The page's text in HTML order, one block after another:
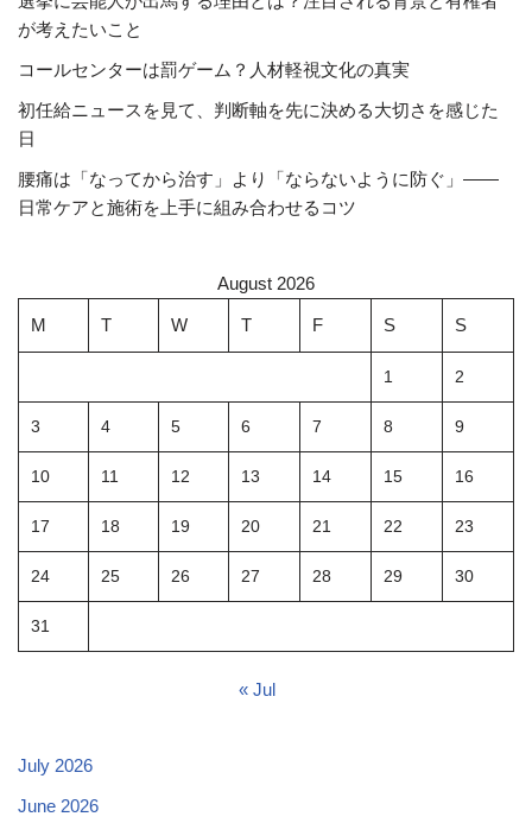
が考えたいこと
コールセンターは罰ゲーム？人材軽視文化の真実
初任給ニュースを見て、判断軸を先に決める大切さを感じた
日
腰痛は「なってから治す」より「ならないように防ぐ」――
日常ケアと施術を上手に組み合わせるコツ
August 2026
M T W T F S S
1 2
3 4 5 6 7 8 9
10 11 12 13 14 15 16
17 18 19 20 21 22 23
24 25 26 27 28 29 30
31
« Jul
July 2026
June 2026